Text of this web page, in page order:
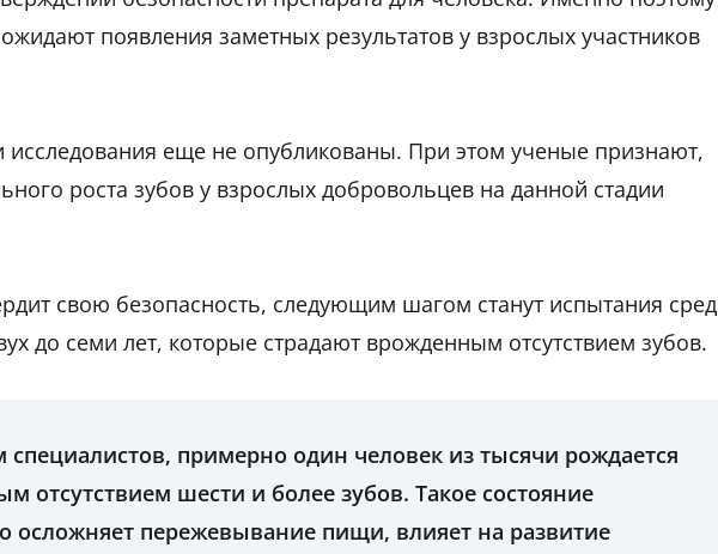
появления заметных результатов у взрослых участников
исследования еще не опубликованы. При этом ученые признают,
роста зубов у взрослых добровольцев на данной стадии
свою безопасность, следующим шагом станут испытания
до семи лет, которые страдают врожденным отсутствием зубов.
примерно один человек из тысячи рождается
отсутствием шести и более зубов. Такое состояние
осложняет пережевывание пищи, влияет на развитие